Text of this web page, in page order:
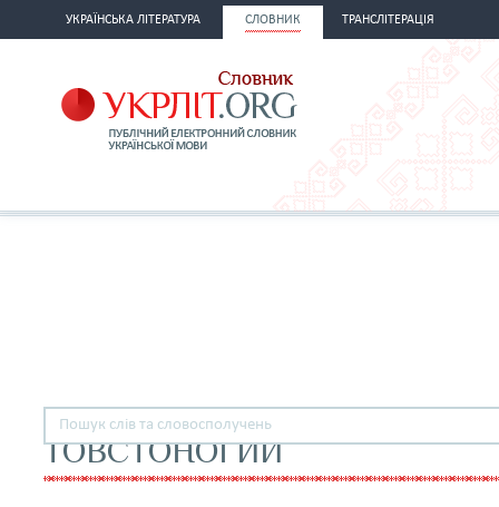
УКРАЇНСЬКА ЛІТЕРАТУРА СЛОВНИК ТРАНСЛІТЕРАЦІЯ
ТОВСТОНОГИЙ